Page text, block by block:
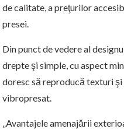
de calitate, a preţurilor
presei.
Din punct de vedere al
drepte şi simple, cu aspect
doresc să reproducă texturi
vibropresat.
„Avantajele amenajării